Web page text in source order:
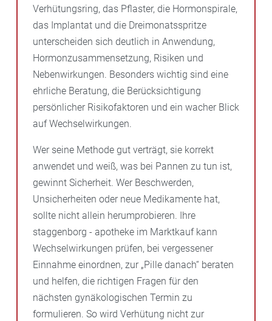
Verhütungsring, das Pflaster, die Hormonspirale,
das Implantat und die Dreimonatsspritze
unterscheiden sich deutlich in Anwendung,
Hormonzusammensetzung, Risiken und
Nebenwirkungen. Besonders wichtig sind eine
ehrliche Beratung, die Berücksichtigung
persönlicher Risikofaktoren und ein wacher Blick
auf Wechselwirkungen.
Wer seine Methode gut verträgt, sie korrekt
anwendet und weiß, was bei Pannen zu tun ist,
gewinnt Sicherheit. Wer Beschwerden,
Unsicherheiten oder neue Medikamente hat,
sollte nicht allein herumprobieren. Ihre
staggenborg - apotheke im Marktkauf kann
Wechselwirkungen prüfen, bei vergessener
Einnahme einordnen, zur „Pille danach“ beraten
und helfen, die richtigen Fragen für den
nächsten gynäkologischen Termin zu
formulieren. So wird Verhütung nicht zur